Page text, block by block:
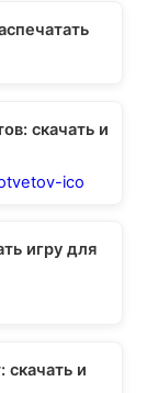
скачать и
игру для
и